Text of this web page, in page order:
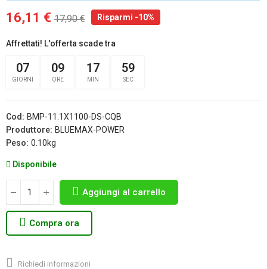
16,11 € 17,90 € Risparmi -10%
Affrettati! L'offerta scade tra
07
GIORNI
09
ORE
17
MIN
59
SEC
Cod: BMP-11.1X1100-DS-CQB
Produttore: BLUEMAX-POWER
Peso: 0.10kg
Disponibile
Aggiungi al carrello
Compra ora
Richiedi informazioni